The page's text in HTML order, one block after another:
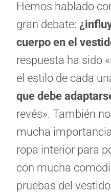
Hemos hablado
gran debate:
cuerpo en el
respuesta ha sido
el estilo de cada
que debe
revés». También
mucha
ropa interior para
con mucha
pruebas del